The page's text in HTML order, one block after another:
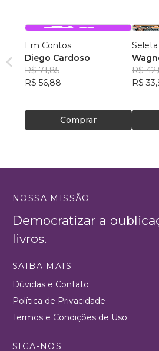
Em Contos
Diego Cardoso
R$ 71,85
R$ 56,88
Comprar
R$
R$
NOSSA MISSÃO
Democratizar a
livros.
SAIBA MAIS
Dúvidas e Contato
Política de Privacidade
Termos e Condições de Uso
SIGA-NOS